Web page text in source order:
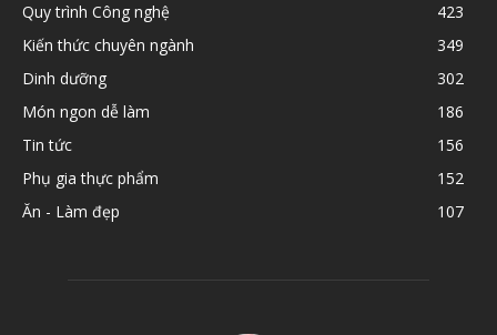
Quy trình Công nghệ
423
Kiến thức chuyên ngành
349
Dinh dưỡng
302
Món ngon dễ làm
186
Tin tức
156
Phụ gia thực phẩm
152
Ăn - Làm đẹp
107